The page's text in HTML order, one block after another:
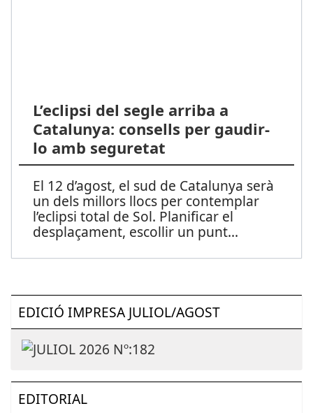
L’eclipsi del segle arriba a
Catalunya: consells per gaudir-
lo amb seguretat
El 12 d’agost, el sud de Catalunya serà
un dels millors llocs per contemplar
l’eclipsi total de Sol. Planificar el
desplaçament, escollir un punt...
EDICIÓ IMPRESA JULIOL/AGOST
EDITORIAL